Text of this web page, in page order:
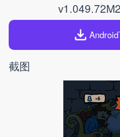
v1.049.72M
截图